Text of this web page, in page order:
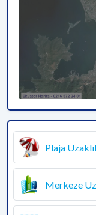
Plaja
Merkeze